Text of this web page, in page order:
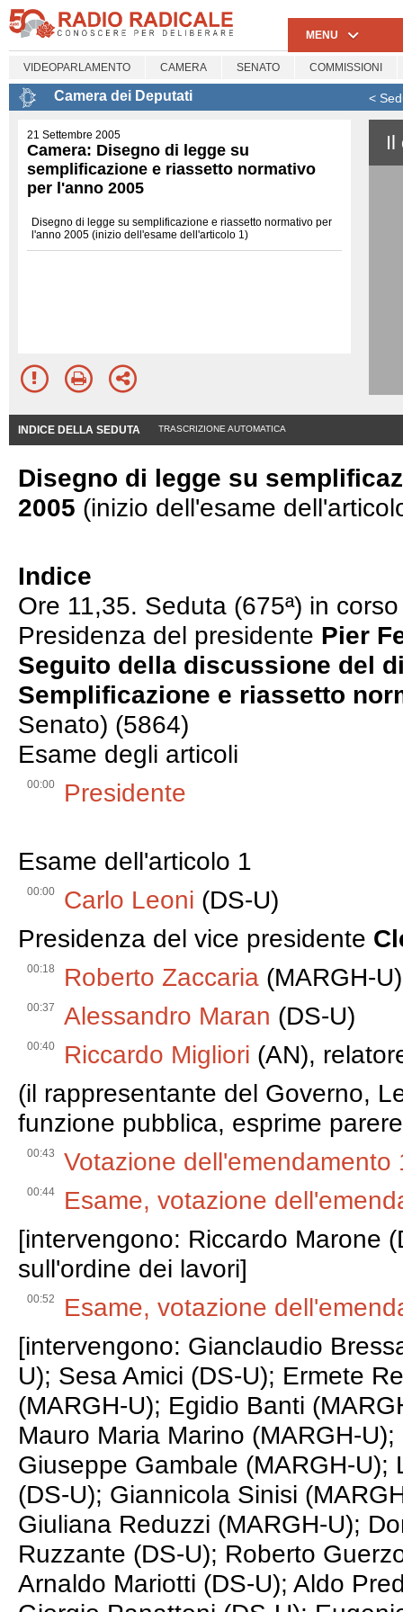
MENU
VIDEOPARLAMENTO CAMERA SENATO COMMISSIONI
Camera dei Deputati <
21 Settembre 2005
Camera: Disegno di legge su
semplificazione e riassetto normativo
per l'anno 2005
Disegno di legge su semplificazione e riassetto normativo per
l'anno 2005 (inizio dell'esame dell'articolo 1)
Il
INDICE DELLA SEDUTA TRASCRIZIONE AUTOMATICA
Disegno di legge su
2005 (inizio dell'esame
Indice
Ore 11,35. Seduta (675ª) in corso
Presidenza del presidente Pier
Seguito della discussione del
Semplificazione e riassetto
Senato) (5864)
Esame degli articoli
00:00 Presidente
Esame dell'articolo 1
00:00 Carlo Leoni (DS-U)
Presidenza del vice presidente
00:18 Roberto Zaccaria (MARGH-U)
00:37 Alessandro Maran (DS-U)
00:40 Riccardo Migliori (AN),
(il rappresentante del Governo,
funzione pubblica, esprime
00:43 Votazione dell'emendamento
00:44
Esame, votazione
[intervengono: Riccardo Marone
sull'ordine dei lavori]
00:52
Esame, votazione
[intervengono: Gianclaudio
U); Sesa Amici (DS-U); Ermete
(MARGH-U); Egidio Banti
Mauro Maria Marino (MARGH-
Giuseppe Gambale (MARGH-U);
(DS-U); Giannicola Sinisi
Giuliana Reduzzi (MARGH-U);
Ruzzante (DS-U); Roberto
Arnaldo Mariotti (DS-U); Aldo